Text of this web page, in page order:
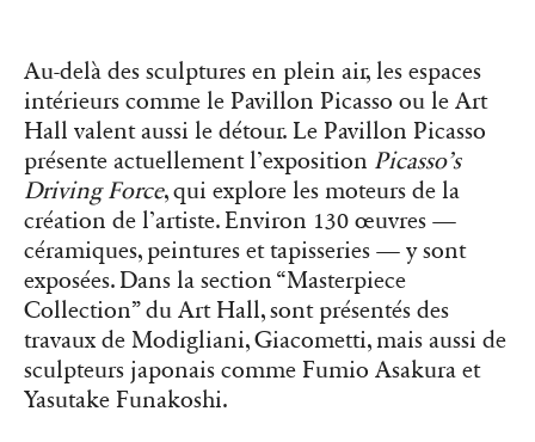
Au-delà des sculptures en plein air, les espaces
intérieurs comme le Pavillon Picasso ou le Art
Hall valent aussi le détour. Le Pavillon Picasso
présente actuellement l’exposition Picasso’s
Driving Force, qui explore les moteurs de la
création de l’artiste. Environ 130 œuvres —
céramiques, peintures et tapisseries — y sont
exposées. Dans la section “Masterpiece
Collection” du Art Hall, sont présentés des
travaux de Modigliani, Giacometti, mais aussi de
sculpteurs japonais comme Fumio Asakura et
Yasutake Funakoshi.